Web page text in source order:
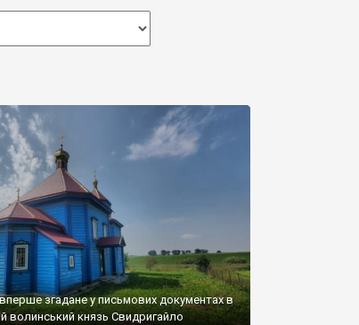
згадане у письмових документах в
волинський князь Свидригайло